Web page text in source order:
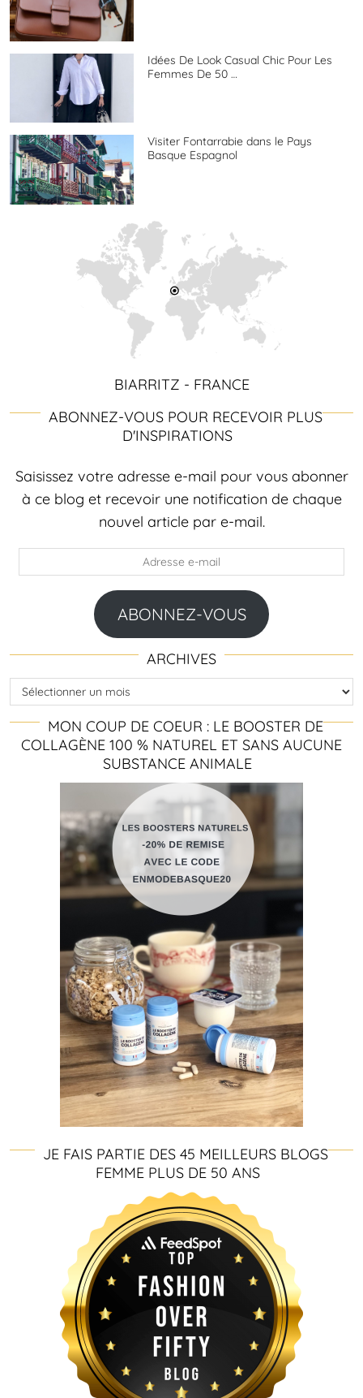
Idées De Look Casual Chic Pour Les
Femmes De 50 …
Visiter Fontarrabie dans le Pays
Basque Espagnol
BIARRITZ - FRANCE
ABONNEZ-VOUS POUR RECEVOIR PLUS
D'INSPIRATIONS
Saisissez votre adresse e-mail pour vous abonner
à ce blog et recevoir une notification de chaque
nouvel article par e-mail.
e-
ABONNEZ-VOUS
ARCHIVES
Archives
MON COUP DE COEUR : LE BOOSTER DE
COLLAGÈNE 100 % NATUREL ET SANS AUCUNE
SUBSTANCE ANIMALE
JE FAIS PARTIE DES 45 MEILLEURS BLOGS
FEMME PLUS DE 50 ANS